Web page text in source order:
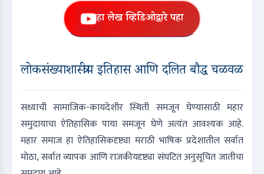
हा लेख व्हिडिओद्वारे पहा
लोकसंख्याशास्त्रीय इतिहास आणि दलित बौद्ध चळवळ
सध्याची सामाजिक-कायदेशीर स्थिती समजून घेण्यासाठी महार
समुदायाचा ऐतिहासिक पाया समजून घेणे अत्यंत आवश्यक आहे.
महार समाज हा ऐतिहासिकदृष्ट्या मराठी भाषिक प्रदेशातील सर्वात
मोठा, सर्वात व्यापक आणि राजकीयदृष्ट्या संघटित अनुसूचित जातीचा